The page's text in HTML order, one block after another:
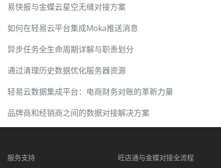
易快报与金蝶云星空无缝对接方案
如何在轻易云平台集成Moka推送消息
异步任务全生命周期详解与职责划分
通过清理历史数据优化服务器资源
轻易云数据集成平台：电商财务对账的革新力量
品牌商和经销商之间的数据对接解决方案
服务支持
旺店通与金蝶对接全流程